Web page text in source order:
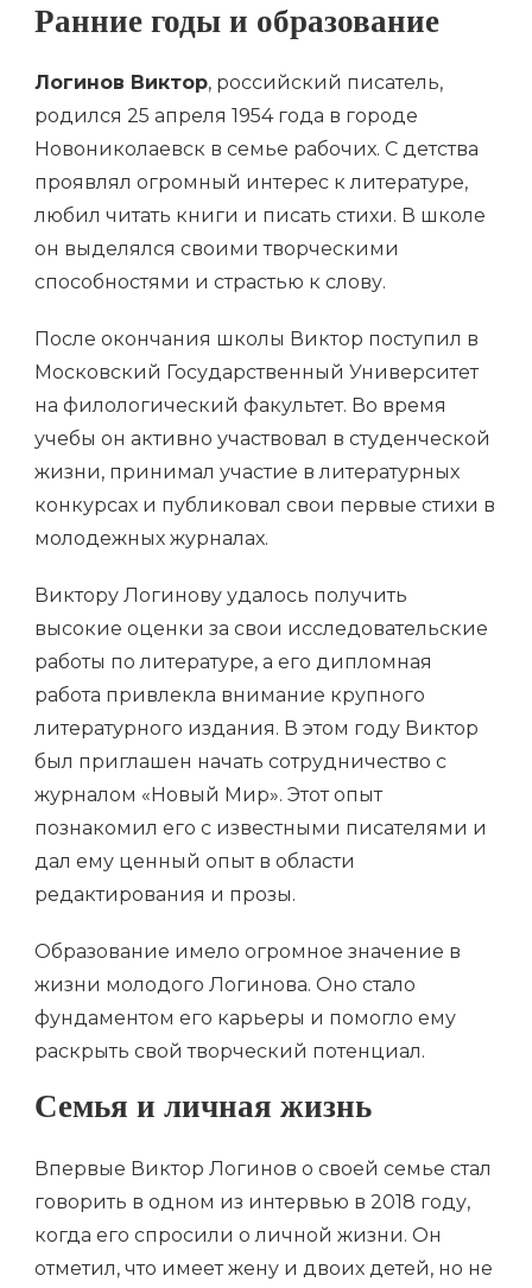
Ранние годы и образование
Логинов Виктор, российский писатель,
родился 25 апреля 1954 года в городе
Новониколаевск в семье рабочих. С детства
проявлял огромный интерес к литературе,
любил читать книги и писать стихи. В школе
он выделялся своими творческими
способностями и страстью к слову.
После окончания школы Виктор поступил в
Московский Государственный Университет
на филологический факультет. Во время
учебы он активно участвовал в студенческой
жизни, принимал участие в литературных
конкурсах и публиковал свои первые стихи в
молодежных журналах.
Виктору Логинову удалось получить
высокие оценки за свои исследовательские
работы по литературе, а его дипломная
работа привлекла внимание крупного
литературного издания. В этом году Виктор
был приглашен начать сотрудничество с
журналом «Новый Мир». Этот опыт
познакомил его с известными писателями и
дал ему ценный опыт в области
редактирования и прозы.
Образование имело огромное значение в
жизни молодого Логинова. Оно стало
фундаментом его карьеры и помогло ему
раскрыть свой творческий потенциал.
Семья и личная жизнь
Впервые Виктор Логинов о своей семье стал
говорить в одном из интервью в 2018 году,
когда его спросили о личной жизни. Он
отметил, что имеет жену и двоих детей, но не